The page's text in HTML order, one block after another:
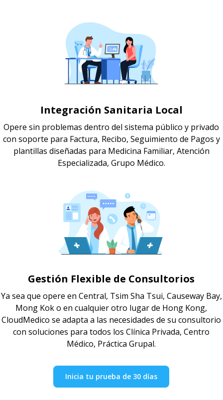
Integración Sanitaria Local
Opere sin problemas dentro del sistema público y privado
con soporte para Factura, Recibo, Seguimiento de Pagos y
plantillas diseñadas para Medicina Familiar, Atención
Especializada, Grupo Médico.
Gestión Flexible de Consultorios
Ya sea que opere en Central, Tsim Sha Tsui, Causeway Bay,
Mong Kok o en cualquier otro lugar de Hong Kong,
CloudMedico se adapta a las necesidades de su consultorio
con soluciones para todos los Clínica Privada, Centro
Médico, Práctica Grupal.
Inicia tu prueba de 30 días